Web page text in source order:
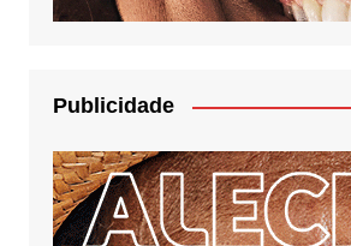
Publicidade